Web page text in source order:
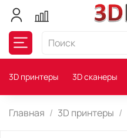
3D принтеры 3D сканеры
Главная 3D принтеры